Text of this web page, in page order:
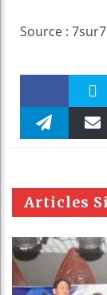
Source :
Faceboo Twitter
m
Articles